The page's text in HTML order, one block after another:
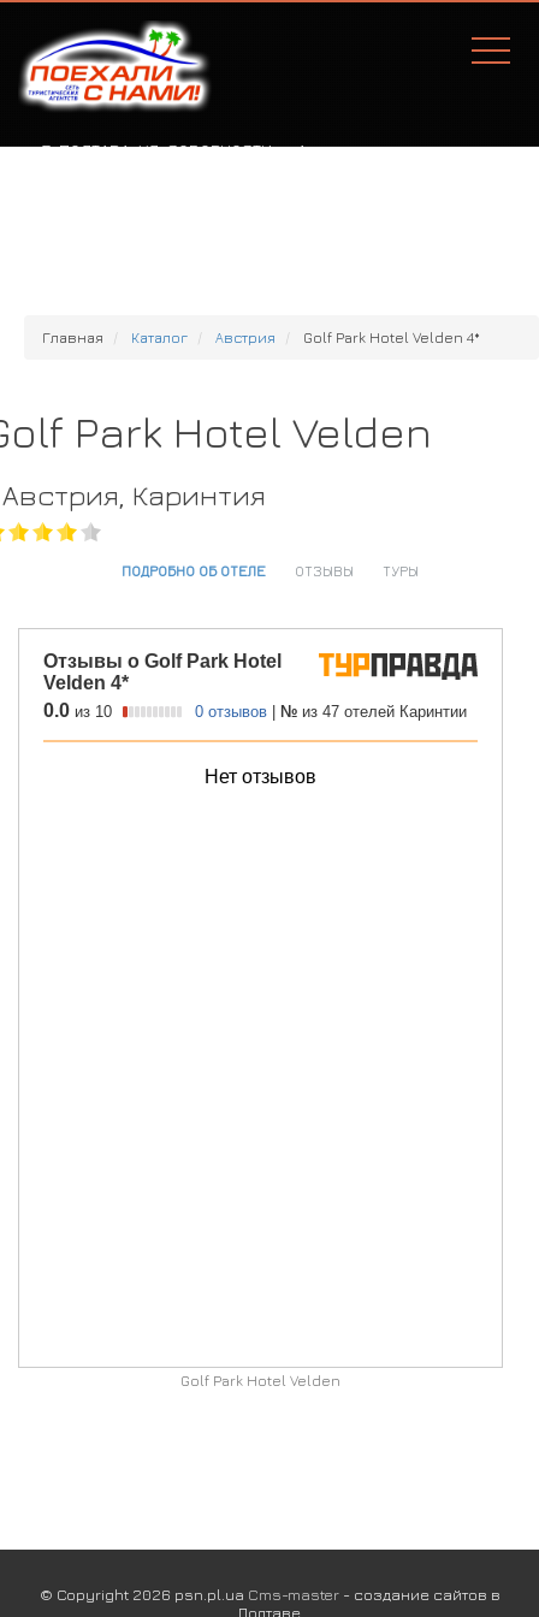
Г. ПОЛТАВА, УЛ. СОБОРНОСТИ, 77А
Главная Каталог Австрия Golf Park Hotel Velden 4*
Park Hotel Velden
Австрия, Каринтия
ПОДРОБНО ОБ ОТЕЛЕ ОТЗЫВЫ ТУРЫ
Golf Park Hotel Velden
© Copyright 2026 psn.pl.ua Cms-master- создание сайтов в
Полтаве